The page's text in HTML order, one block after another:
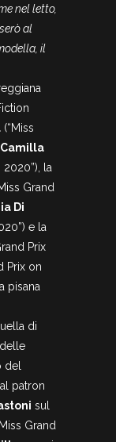
nel letto,
al
il
(“Miss
Camilla
2020”), la
Grand
Di
e la
Prix
Prix on
pisana
di
del
patron
sul
Grand